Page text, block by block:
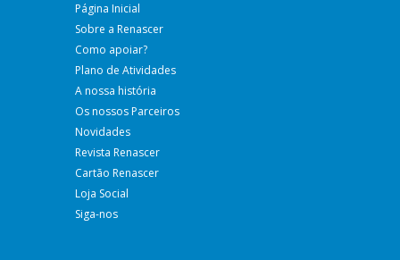
Página Inicial
Sobre a Renascer
Como apoiar?
Plano de Atividades
A nossa história
Os nossos Parceiros
Novidades
Revista Renascer
Cartão Renascer
Loja Social
Siga-nos